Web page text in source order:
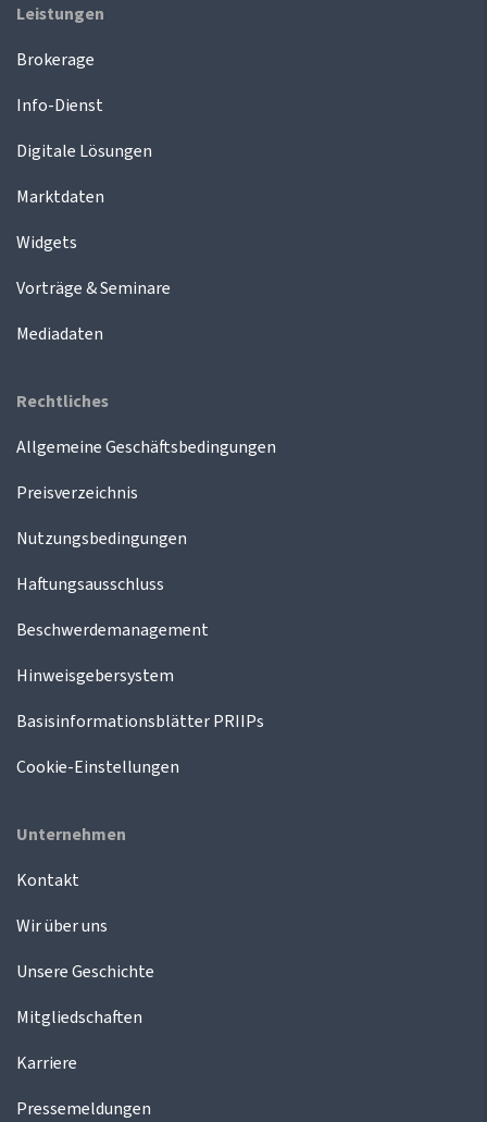
Leistungen
Brokerage
Info-Dienst
Digitale Lösungen
Marktdaten
Widgets
Vorträge & Seminare
Mediadaten
Rechtliches
Allgemeine Geschäftsbedingungen
Preisverzeichnis
Nutzungsbedingungen
Haftungsausschluss
Beschwerdemanagement
Hinweisgebersystem
Basisinformationsblätter PRIIPs
Cookie-Einstellungen
Unternehmen
Kontakt
Wir über uns
Unsere Geschichte
Mitgliedschaften
Karriere
Pressemeldungen